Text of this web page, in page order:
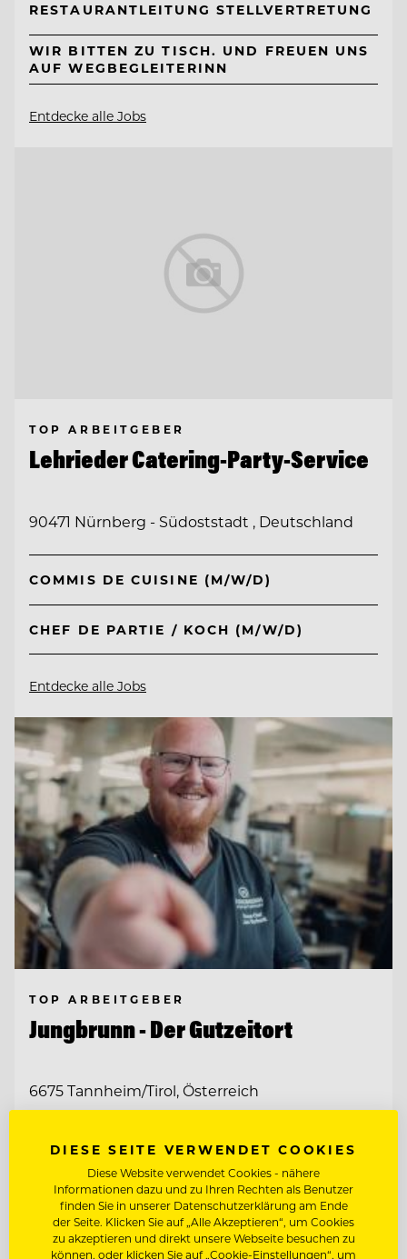
RESTAURANTLEITUNG STELLVERTRETUNG
WIR BITTEN ZU TISCH. UND FREUEN UNS
AUF WEGBEGLEITERINN
Entdecke alle Jobs
TOP ARBEITGEBER
Lehrieder Catering-Party-Service
90471 Nürnberg - Südoststadt , Deutschland
COMMIS DE CUISINE (M/W/D)
CHEF DE PARTIE / KOCH (M/W/D)
Entdecke alle Jobs
TOP ARBEITGEBER
Jungbrunn - Der Gutzeitort
6675 Tannheim/Tirol, Österreich
CHEF DE RANG (M/W/D)
CHEF DE PARTIE (M/W/D)
Entdecke alle Jobs
DIESE SEITE VERWENDET COOKIES
Diese Website verwendet Cookies - nähere
Informationen dazu und zu Ihren Rechten als Benutzer
finden Sie in unserer Datenschutzerklärung am Ende
der Seite. Klicken Sie auf „Alle Akzeptieren“, um Cookies
zu akzeptieren und direkt unsere Webseite besuchen zu
können, oder klicken Sie auf „Cookie-Einstellungen“, um